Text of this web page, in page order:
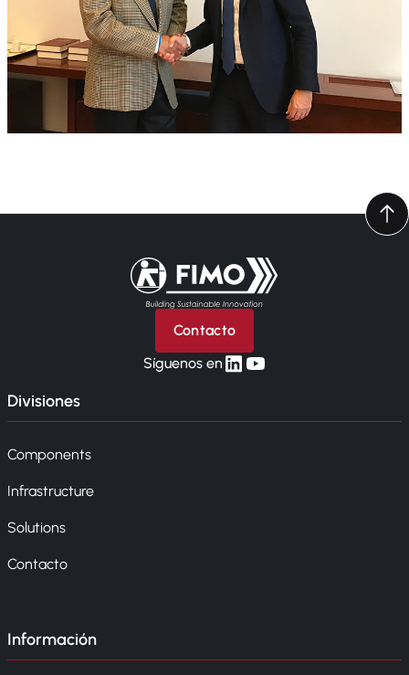
Volver a la página principal
Contacto
Síguenos enlinkedin
yt
Divisiones
Components
Infrastructure
Solutions
Contacto
Información